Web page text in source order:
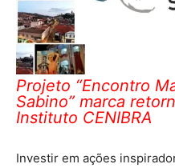
Projeto “Encontro
Sabino” marca
Instituto CENIBRA
Investir em ações